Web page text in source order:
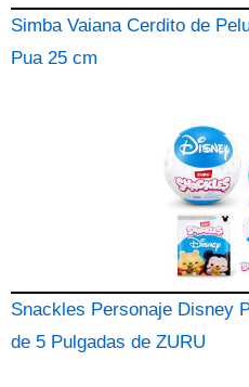
Simba Vaiana Cerdito de
Pua 25 cm
Snackles Personaje Disney
de 5 Pulgadas de ZURU